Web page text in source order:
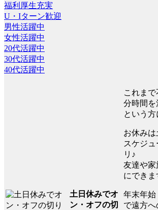
福利厚生充実
U・Iターン歓迎
男性活躍中
女性活躍中
20代活躍中
30代活躍中
40代活躍中
土日休みでオ
ン・オフの切
これま
分時間を
という
お休み
スケジ
リ♪
友達や家
にでき
年末年始
で遠方